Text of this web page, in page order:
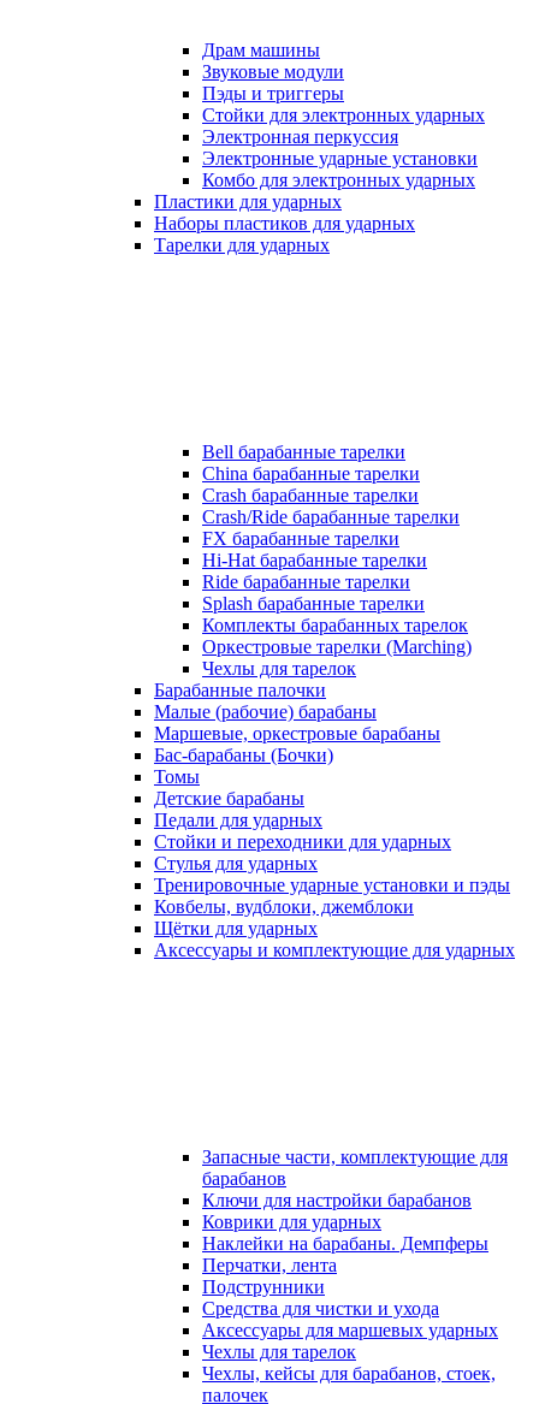
Драм машины
Звуковые модули
Пэды и триггеры
Стойки для электронных ударных
Электронная перкуссия
Электронные ударные установки
Комбо для электронных ударных
Пластики для ударных
Наборы пластиков для ударных
Тарелки для ударных
Bell барабанные тарелки
China барабанные тарелки
Crash барабанные тарелки
Crash/Ride барабанные тарелки
FX барабанные тарелки
Hi-Hat барабанные тарелки
Ride барабанные тарелки
Splash барабанные тарелки
Комплекты барабанных тарелок
Оркестровые тарелки (Marching)
Чехлы для тарелок
Барабанные палочки
Малые (рабочие) барабаны
Маршевые, оркестровые барабаны
Бас-барабаны (Бочки)
Томы
Детские барабаны
Педали для ударных
Стойки и переходники для ударных
Стулья для ударных
Тренировочные ударные установки и пэды
Ковбелы, вудблоки, джемблоки
Щётки для ударных
Аксесcуары и комплектующие для ударных
Запасные части, комплектующие для
барабанов
Ключи для настройки барабанов
Коврики для ударных
Наклейки на барабаны. Демпферы
Перчатки, лента
Подструнники
Средства для чистки и ухода
Аксессуары для маршевых ударных
Чехлы для тарелок
Чехлы, кейсы для барабанов, стоек,
палочек